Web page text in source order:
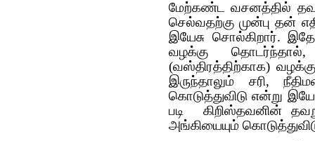
மேற்கண்ட வசனத்தில்
செல்வதற்கு முன்பு தன்
இயேசு சொல்கிறார்.
வழக்கு தொடர்ந்தால்,
(வஸ்திரத்திற்காக)
இருந்தாலும் சரி,
கொடுத்துவிடு என்று
படி கிறிஸ்தவனின்
அங்கியையும்